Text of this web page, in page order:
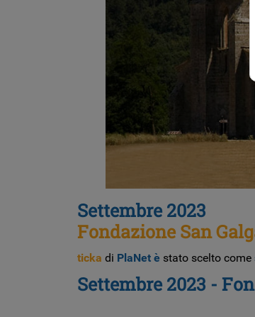
Settembre 2023
Fondazione San
ticka di PlaNet è stato scelto come
Settembre 2023 -